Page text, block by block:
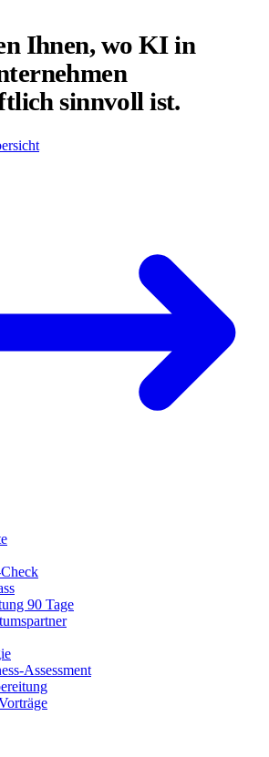
Ihnen, wo KI in
sinnvoll ist.
90 Tage
Assessment